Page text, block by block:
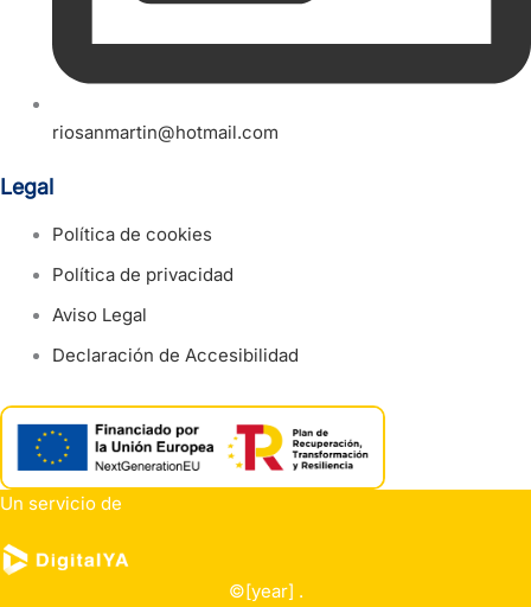
riosanmartin@hotmail.com
Legal
Política de cookies
Política de privacidad
Aviso Legal
Declaración de Accesibilidad
Un servicio de
©[year] .